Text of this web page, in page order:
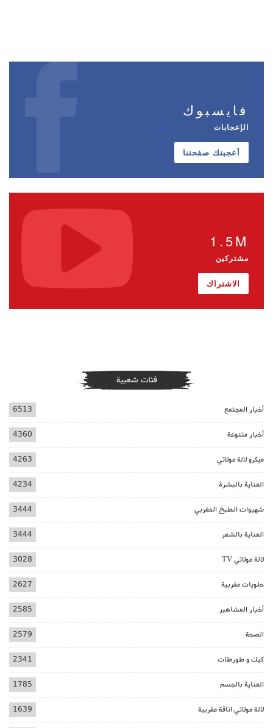
فايسبوك
الإعجابات
أعجبتك صفحتنا
1.5M
مشتركين
الاشتراك
فئات شعبية
أخبار المجتمع 6513
أخبار متنوعة 4360
ميكرو لالة مولاتي 4263
العناية بالبشرة 4234
شهيوات الطبخ المغربي 3444
العناية بالشعر 3444
لالة مولاتي TV 3028
حلويات مغربية 2627
أخبار المشاهير 2585
الصحة 2579
كيك و طورطات 2341
العناية بالجسم 1785
لالة مولاتي اناقة مغربية 1639